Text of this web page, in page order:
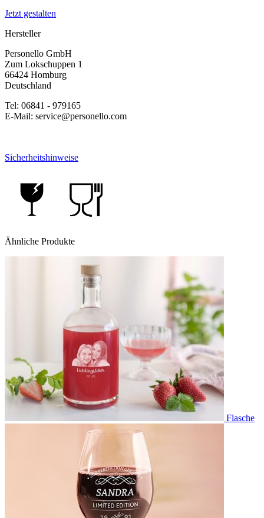
Jetzt gestalten
Hersteller
Personello GmbH
Zum Lokschuppen 1
66424 Homburg
Deutschland
Tel: 06841 - 979165
E-Mail: service@personello.com
Sicherheitshinweise
Ähnliche Produkte
Flasche